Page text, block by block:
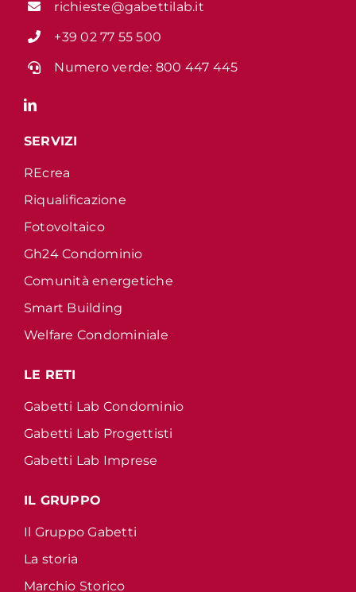
richieste@gabettilab.it
+39 02 77 55 500
Numero verde: 800 447 445
SERVIZI
REcrea
Riqualificazione
Fotovoltaico
Gh24 Condominio
Comunità energetiche
Smart Building
Welfare Condominiale
LE RETI
Gabetti Lab Condominio
Gabetti Lab Progettisti
Gabetti Lab Imprese
IL GRUPPO
Il Gruppo Gabetti
La storia
Marchio Storico